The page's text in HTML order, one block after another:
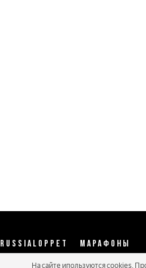
RUSSIALOPPET МАРАФОНЫ
Календарь 2026
На сайте ипользуются cookies.